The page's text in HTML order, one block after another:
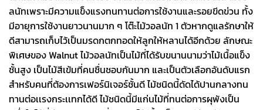
ลนัทเพราะมีความแข็งแรงทนทานต่อการใช้งานและรอยขีดข่วน ทั้ง
มีอายุการใช้งานยาวนานมาก ๆ โต๊ะไม้วอลนัท 1 ตัวหากดูแลรักษาให้
ดีสามารถเก็บไว้เป็นมรดกตกทอดให้ลูกให้หลานได้อีกด้วย ลักษณะ
พิเศษของ Walnut ไม้วอลนัทเป็นไม้ที่ได้รับขนานนามว่าไม้เนื้อแข็ง
ชั้นสูง เป็นไม้สีเข้มที่คนชื่นชอบกันมาก และเป็นตัวเลือกอันดับแรก
สำหรับคนที่ต้องการเฟอร์นิเจอร์ชั้นดี ไม้ชนิดนี้ดัดได้ปานกลางทน
ทานต่อเเรงกระเเทกได้ดี ไม้ชนิดนี้มีแก่นไม้ที่ทนต่อการผุพังเป็น